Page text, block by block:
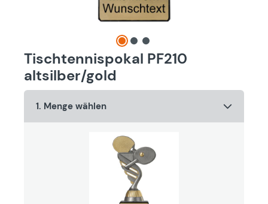
Tischtennispokal PF210
altsilber/gold
1. Menge wählen